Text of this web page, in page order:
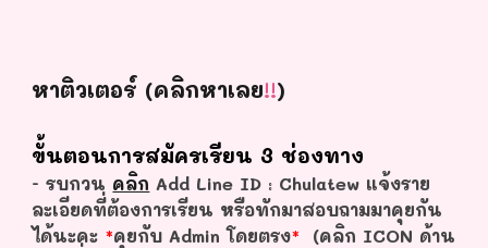
หาติวเตอร์ (คลิกหาเลย!!)
ขั้นตอนการสมัครเรียน 3 ช่องทาง
- รบกวน คลิก Add Line ID : Chulatew แจ้งราย
ละเอียดที่ต้องการเรียน หรือทักมาสอบถามมาคุยกัน
ได้นะคะ *คุยกับ Admin โดยตรง* (คลิก ICON ด้าน